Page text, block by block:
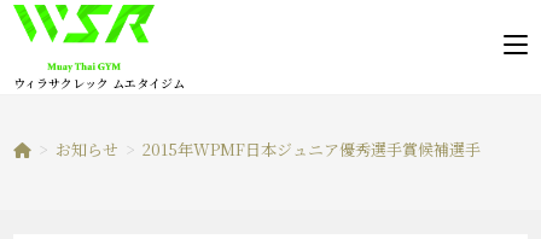
コ
ウィラサクレック ムエタイジム
> お知らせ > 2015年WPMF日本ジュニア優秀選手賞候補選手